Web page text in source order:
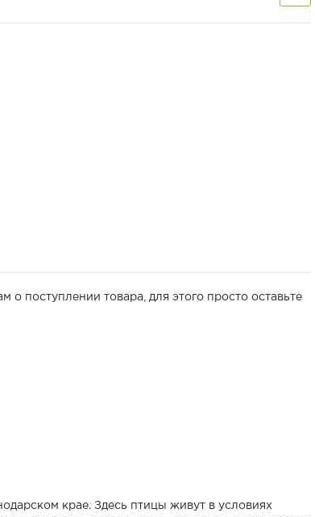
поступлении товара, для этого просто оставьте
крае. Здесь птицы живут в условиях